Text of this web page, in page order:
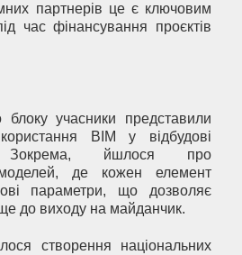
партнерів це є ключовим
час фінансування проєктів
блоку учасники представили
BIM у відбудові
Зокрема, йшлося про
моделей, де кожен елемент
параметри, що дозволяє
до виходу на майданчик.
створення національних